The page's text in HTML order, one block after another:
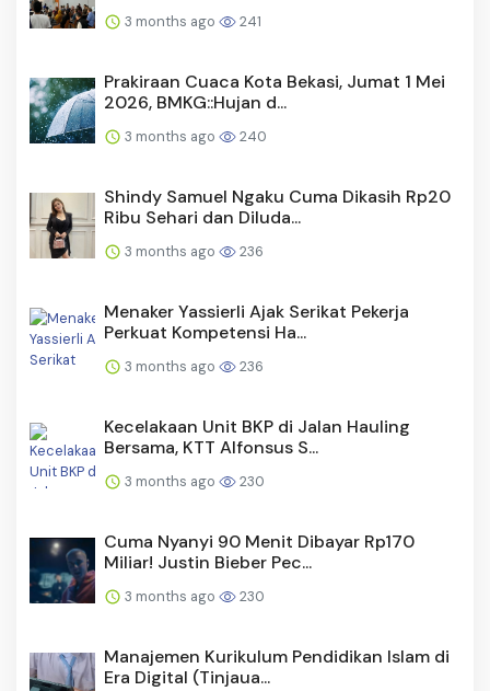
3 months ago 241
Prakiraan Cuaca Kota Bekasi, Jumat 1 Mei
2026, BMKG::Hujan d...
3 months ago 240
Shindy Samuel Ngaku Cuma Dikasih Rp20
Ribu Sehari dan Diluda...
3 months ago 236
Menaker Yassierli Ajak Serikat Pekerja
Perkuat Kompetensi Ha...
3 months ago 236
Kecelakaan Unit BKP di Jalan Hauling
Bersama, KTT Alfonsus S...
3 months ago 230
Cuma Nyanyi 90 Menit Dibayar Rp170
Miliar! Justin Bieber Pec...
3 months ago 230
Manajemen Kurikulum Pendidikan Islam di
Era Digital (Tinjaua...